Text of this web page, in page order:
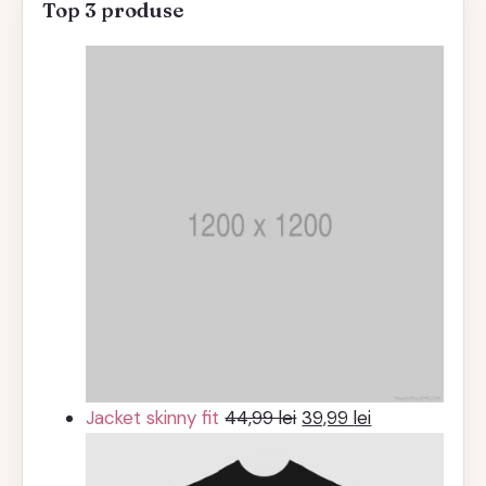
Top 3 produse
Jacket skinny fit 44,99lei Prețul
a
39,99leiPrețul